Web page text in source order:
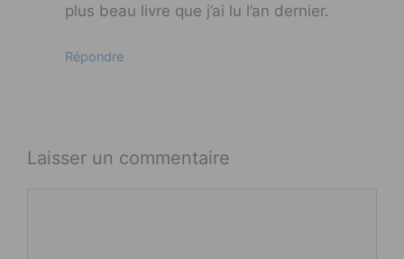
plus beau livre que j’ai lu l’an dernier.
Répondre
Laisser un commentaire